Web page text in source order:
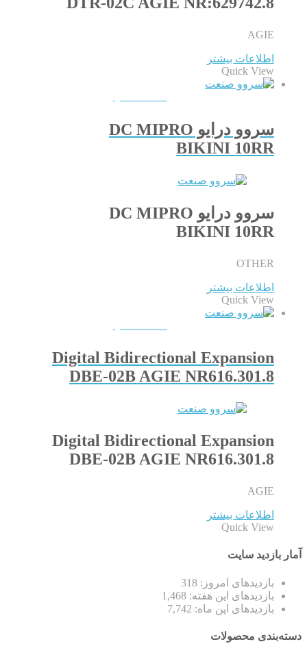
AGIE
اطلاعات بیشتر
Quick View
سروو درایو DC MIPRO
BIKINI 10RR
سروو درایو DC MIPRO
BIKINI 10RR
OTHER
اطلاعات بیشتر
Quick View
Digital Bidirectional Expansion
DBE-02B AGIE NR616.301.8
Digital Bidirectional Expansion
DBE-02B AGIE NR616.301.8
AGIE
اطلاعات بیشتر
Quick View
آمار بازدید سایت
بازدیدهای امروز: 318
بازدیدهای این هفته: 1,468
بازدیدهای این ماه: 7,742
دسته‌بندی محصولات